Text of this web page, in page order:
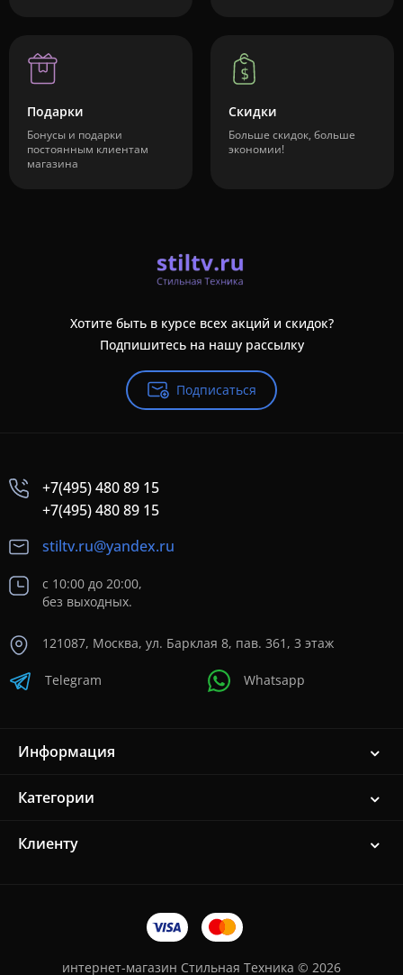
Подарки
Бонусы и подарки
постоянным клиентам
магазина
Скидки
Больше скидок, больше
экономии!
Хотите быть в курсе всех акций и скидок?
Подпишитесь на нашу рассылку
Подписаться
+7(495) 480 89 15
+7(495) 480 89 15
stiltv.ru@yandex.ru
с 10:00 до 20:00,
без выходных.
121087, Москва, ул. Барклая 8, пав. 361, 3 этаж
Telegram Whatsapp
Информация
Категории
Клиенту
интернет-магазин Стильная Техника © 2026